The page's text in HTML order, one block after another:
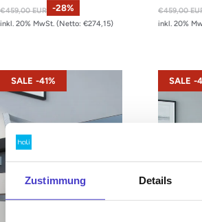
Zustimmung Details
Normaler Preis
€459,00 EUR -28%
inkl. 20% MwSt. (Netto: €274,15)
Normaler
€459,00
inkl. 20%
s42 – Gestell Schwarz (glatt)
SALE -41% s42 –
SALE -